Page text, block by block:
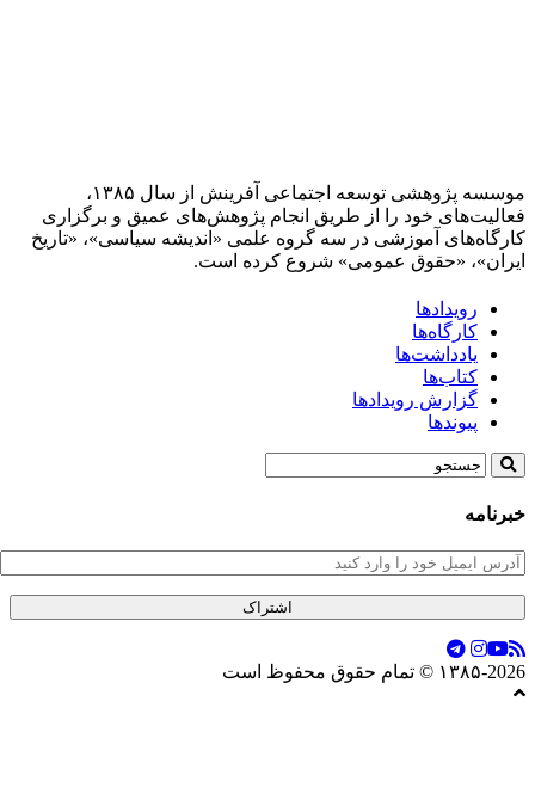
موسسه پژوهشی توسعه اجتماعی آفرینش از سال ۱۳۸۵،
فعالیت‌های خود را از طریق انجام پژوهش‌های عمیق و برگزاری
کارگاه‌های آموزشی در سه گروه علمی «اندیشه سیاسی»، «تاریخ
ایران»، «حقوق عمومی» شروع کرده است.
رویدادها
کارگاه‌ها
یادداشت‌ها
کتاب‌ها
گزارش رویدادها
پیوندها
خبرنامه
۱۳۸۵-2026 © تمام حقوق محفوظ است